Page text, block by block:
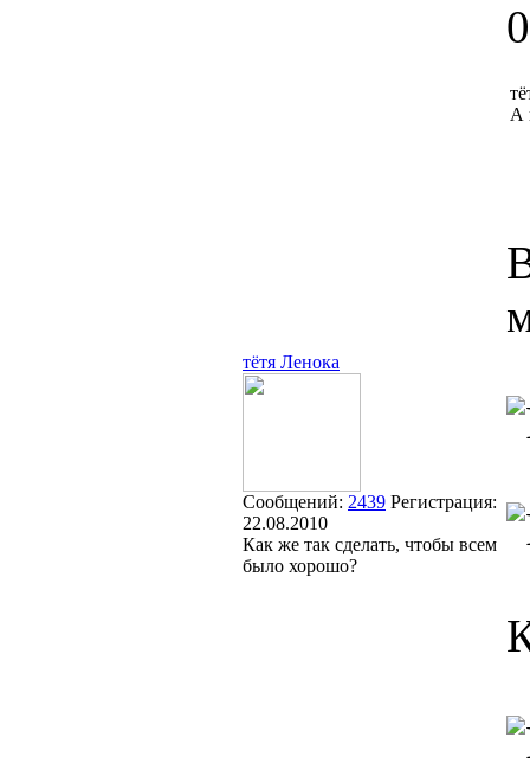
тётя Ленока
Сообщений: 2439 Регистрация:
22.08.2010
Как же так сделать, чтобы всем
было хорошо?
А